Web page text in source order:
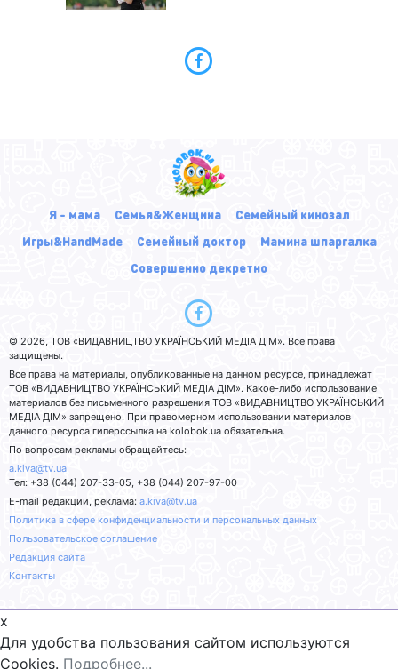
Я - мама Семья&Женщина
Семейный кинозал
Игры&HandMade
Семейный доктор
Мамина шпаргалка
Совершенно декретно
© 2026, ТОВ «ВИДАВНИЦТВО УКРАЇНСЬКИЙ МЕДІА ДІМ». Все права
защищены.
Все права на материалы, опубликованные на данном ресурсе, принадлежат
ТОВ «ВИДАВНИЦТВО УКРАЇНСЬКИЙ МЕДІА ДІМ». Какое-либо использование
материалов без письменного разрешения ТОВ «ВИДАВНИЦТВО УКРАЇНСЬКИЙ
МЕДІА ДІМ» запрещено. При правомерном использовании материалов
данного ресурса гиперссылка на kolobok.ua обязательна.
По вопросам рекламы обращайтесь:
a.kiva@tv.ua
Тел: +38 (044) 207-33-05, +38 (044) 207-97-00
E-mail редакции, реклама: a.kiva@tv.ua
Политика в сфере конфиденциальности и персональных данных
Пользовательское соглашение
Редакция сайта
Контакты
x
Для удобства пользования сайтом используются
Cookies. Подробнее...